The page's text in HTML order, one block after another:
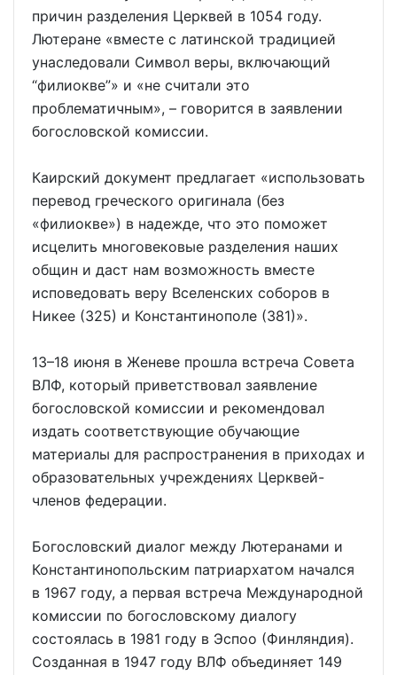
причин разделения Церквей в 1054 году.
Лютеране «вместе с латинской традицией
унаследовали Символ веры, включающий
“филиокве”» и «не считали это
проблематичным», – говорится в заявлении
богословской комиссии.
Каирский документ предлагает «использовать
перевод греческого оригинала (без
«филиокве») в надежде, что это поможет
исцелить многовековые разделения наших
общин и даст нам возможность вместе
исповедовать веру Вселенских соборов в
Никее (325) и Константинополе (381)».
13–18 июня в Женеве прошла встреча Совета
ВЛФ, который приветствовал заявление
богословской комиссии и рекомендовал
издать соответствующие обучающие
материалы для распространения в приходах и
образовательных учреждениях Церквей-
членов федерации.
Богословский диалог между Лютеранами и
Константинопольским патриархатом начался
в 1967 году, а первая встреча Международной
комиссии по богословскому диалогу
состоялась в 1981 году в Эспоо (Финляндия).
Созданная в 1947 году ВЛФ объединяет 149